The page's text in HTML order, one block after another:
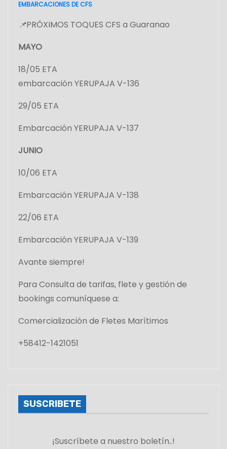
e
t
EMBARCACIONES DE CFS
📌PRÓXIMOS TOQUES CFS a Guaranao
MAYO
18/05 ETA
embarcación YERUPAJA V-136
29/05 ETA
Embarcación YERUPAJA V-137
JUNIO
10/06 ETA
Embarcación YERUPAJA V-138
22/06 ETA
Embarcación YERUPAJA V-139
Avante siempre!
Para Consulta de tarifas, flete y gestión de
bookings comuníquese a:
Comercialización de Fletes Marítimos
+58412-1421051
SUSCRIBETE
¡Suscríbete a nuestro boletín..!